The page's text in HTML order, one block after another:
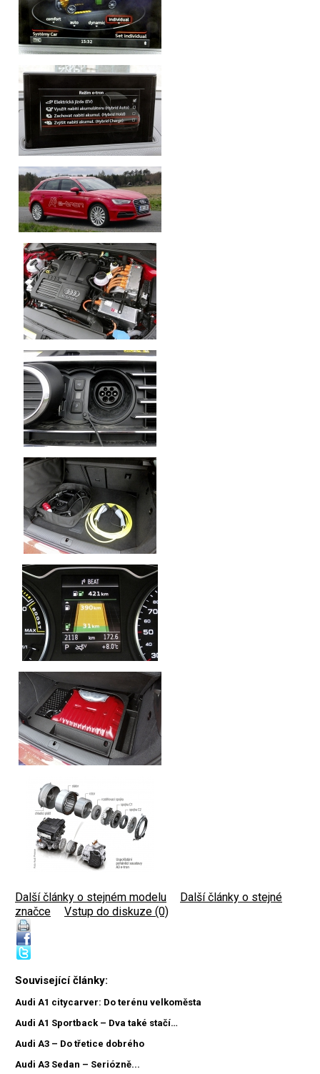
Další články o stejném modelu
Další články o stejné
značce
Vstup do diskuze (0)
Související články:
Audi A1 citycarver: Do terénu velkoměsta
Audi A1 Sportback – Dva také stačí…
Audi A3 – Do třetice dobrého
Audi A3 Sedan – Seriózně...